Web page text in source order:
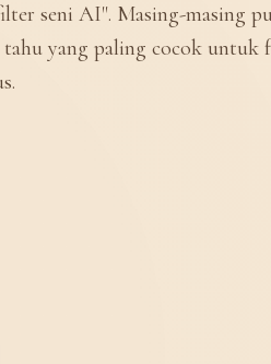
seni AI". Masing-masing
yang paling cocok untuk